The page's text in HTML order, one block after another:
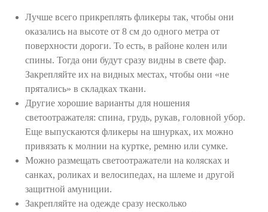
Лучше всего прикреплять фликеры так, чтобы они
оказались на высоте от 8 см до одного метра от
поверхности дороги. То есть, в районе колен или
спины. Тогда они будут сразу видны в свете фар.
Закрепляйте их на видных местах, чтобы они «не
прятались» в складках ткани.
Другие хорошие варианты для ношения
светоотражателя: спина, грудь, рукав, головной убор.
Еще выпускаются фликеры на шнурках, их можно
привязать к молнии на куртке, ремню или сумке.
Можно размещать светоотражатели на колясках и
санках, роликах и велосипедах, на шлеме и другой
защитной амуниции.
Закрепляйте на одежде сразу несколько